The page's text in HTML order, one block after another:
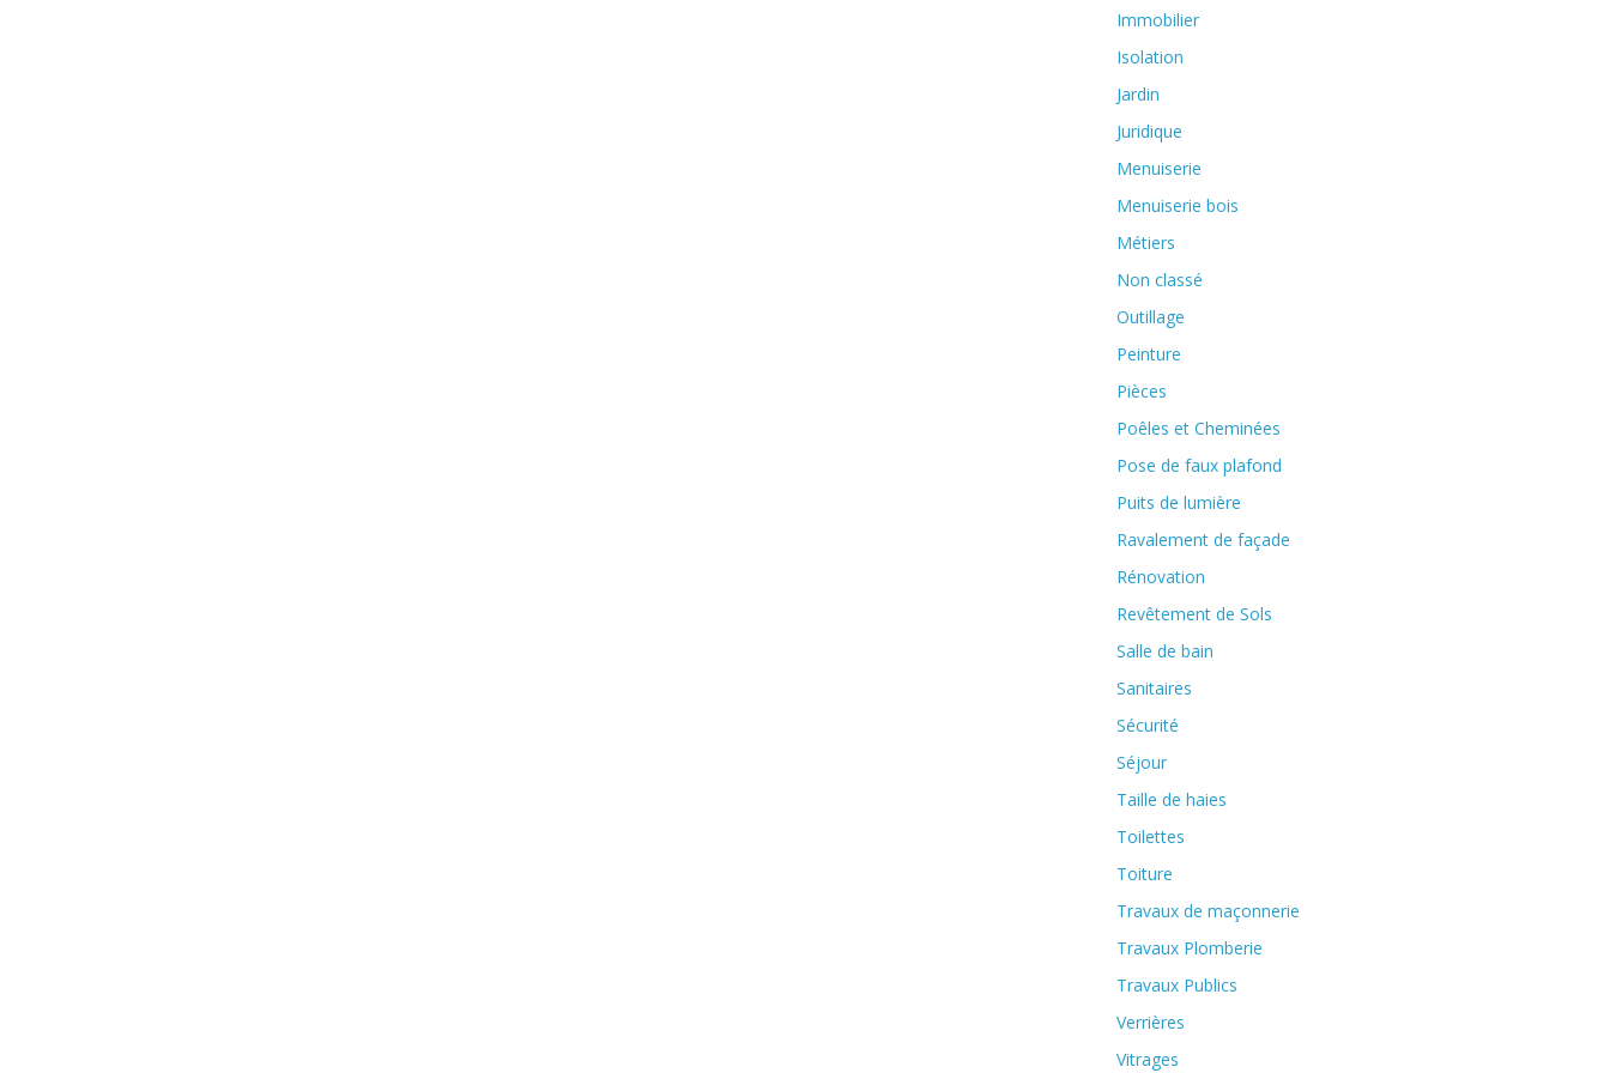
Immobilier
Isolation
Jardin
Juridique
Menuiserie
Menuiserie bois
Métiers
Non classé
Outillage
Peinture
Pièces
Poêles et Cheminées
Pose de faux plafond
Puits de lumière
Ravalement de façade
Rénovation
Revêtement de Sols
Salle de bain
Sanitaires
Sécurité
Séjour
Taille de haies
Toilettes
Toiture
Travaux de maçonnerie
Travaux Plomberie
Travaux Publics
Verrières
Vitrages